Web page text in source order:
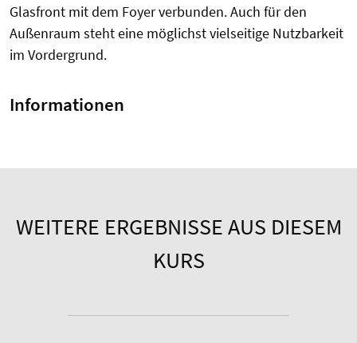
Glasfront mit dem Foyer verbunden. Auch für den
Außenraum steht eine möglichst vielseitige Nutzbarkeit
im Vordergrund.
Informationen
WEITERE ERGEBNISSE AUS DIESEM
KURS